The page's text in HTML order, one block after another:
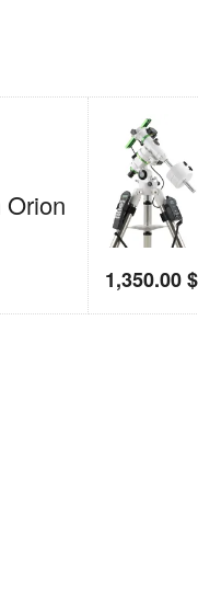
Orion
1,350.00$